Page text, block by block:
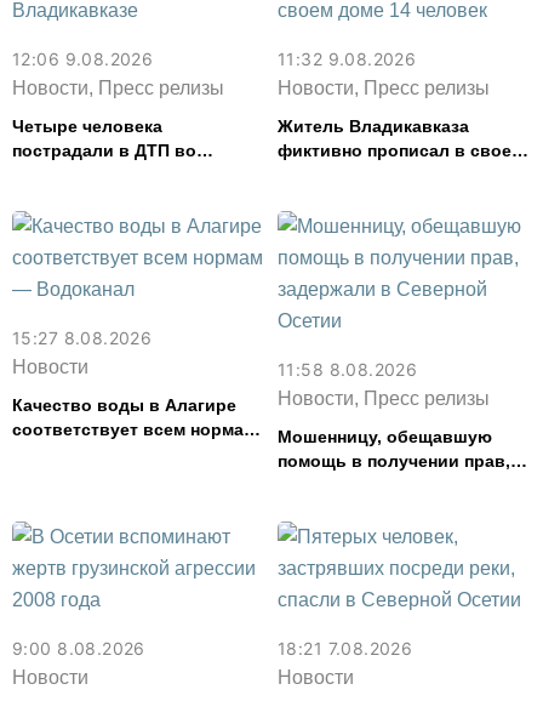
12:06 9.08.2026
Новости, Пресс релизы
Четыре человека
пострадали в ДТП во
11:32 9.08.2026
Новости, Пресс релизы
Житель Владикавказа
фиктивно прописал в своем
15:27 8.08.2026
Новости
Качество воды в Алагире
соответствует всем нормам
11:58 8.08.2026
Новости, Пресс релизы
Мошенницу, обещавшую
помощь в получении прав,
9:00 8.08.2026
Новости
18:21 7.08.2026
Новости